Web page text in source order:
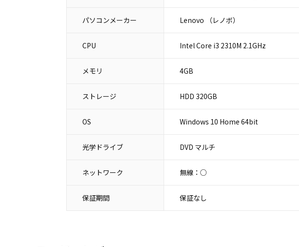
パソコンメーカー Lenovo （レノボ）
CPU Intel Core i3 2310M 2.1GHz
メモリ 4GB
ストレージ HDD 320GB
OS Windows 10 Home 64bit
光学ドライブ DVD マルチ
ネットワーク 無線：○
保証期間 保証なし